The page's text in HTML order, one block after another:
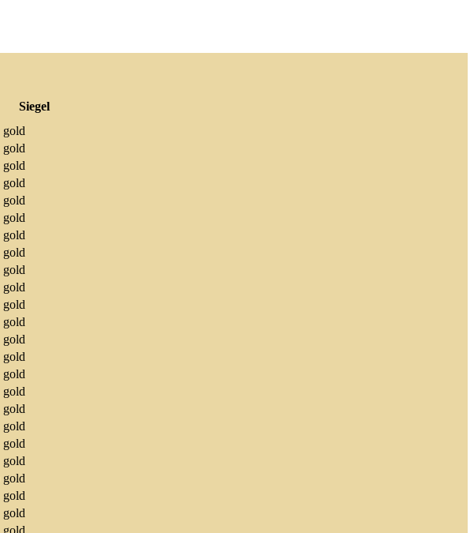
Siegel
gold
gold
gold
gold
gold
gold
gold
gold
gold
gold
gold
gold
gold
gold
gold
gold
gold
gold
gold
gold
gold
gold
gold
gold